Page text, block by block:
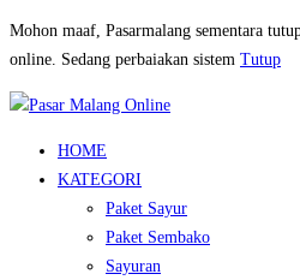
Mohon maaf, Pasarmalang sementara
online. Sedang perbaiakan sistem Tutup
HOME
KATEGORI
Paket Sayur
Paket Sembako
Sayuran